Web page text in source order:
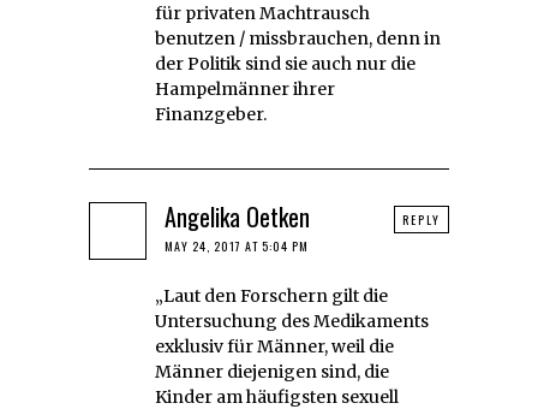
für privaten Machtrausch
benutzen / missbrauchen, denn in
der Politik sind sie auch nur die
Hampelmänner ihrer
Finanzgeber.
Angelika Oetken
MAY 24, 2017 AT 5:04 PM
„Laut den Forschern gilt die
Untersuchung des Medikaments
exklusiv für Männer, weil die
Männer diejenigen sind, die
Kinder am häufigsten sexuell
REPLY